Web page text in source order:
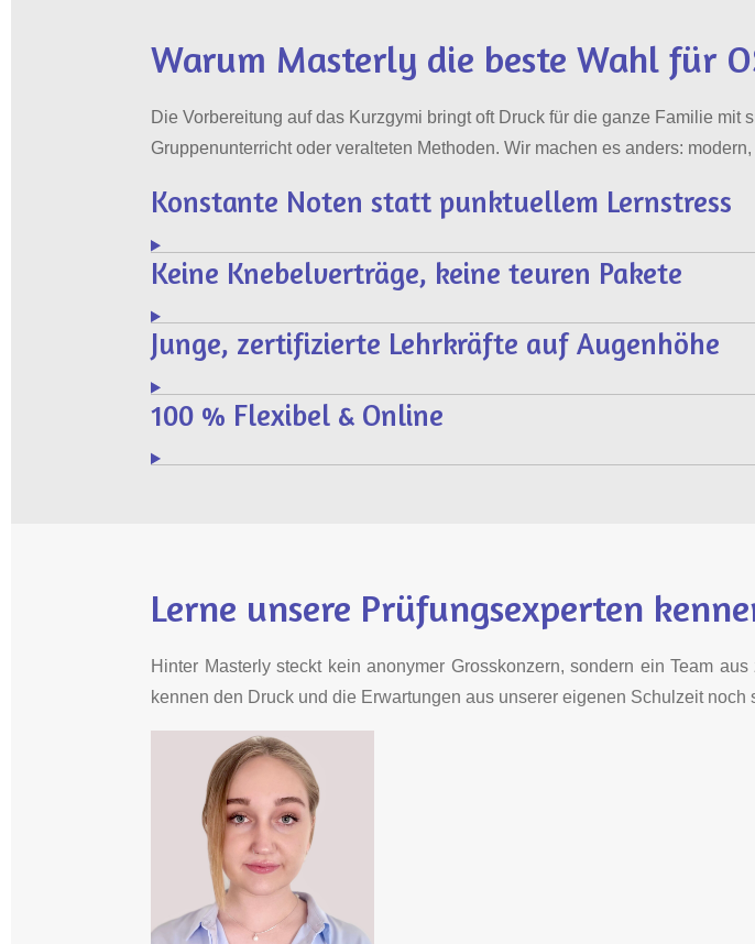
Warum Masterly die beste Wahl für
Die Vorbereitung auf das Kurzgymi bringt oft Druck für die ganze Familie
Gruppenunterricht oder veralteten Methoden. Wir machen es anders:
Konstante Noten statt punktuellem Lernstress
Keine Knebelverträge, keine teuren Pakete
Junge, zertifizierte Lehrkräfte auf Augenhöhe
100 % Flexibel & Online
Lerne unsere Prüfungsexperten
Hinter Masterly steckt kein anonymer Grosskonzern, sondern ein Team
kennen den Druck und die Erwartungen aus unserer eigenen Schulzeit noch